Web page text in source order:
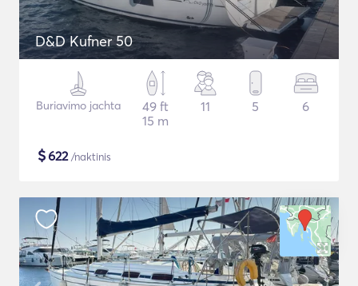
D&D Kufner 50
Buriavimo jachta
49 ft
15 m
11 5 6
$622/naktinis